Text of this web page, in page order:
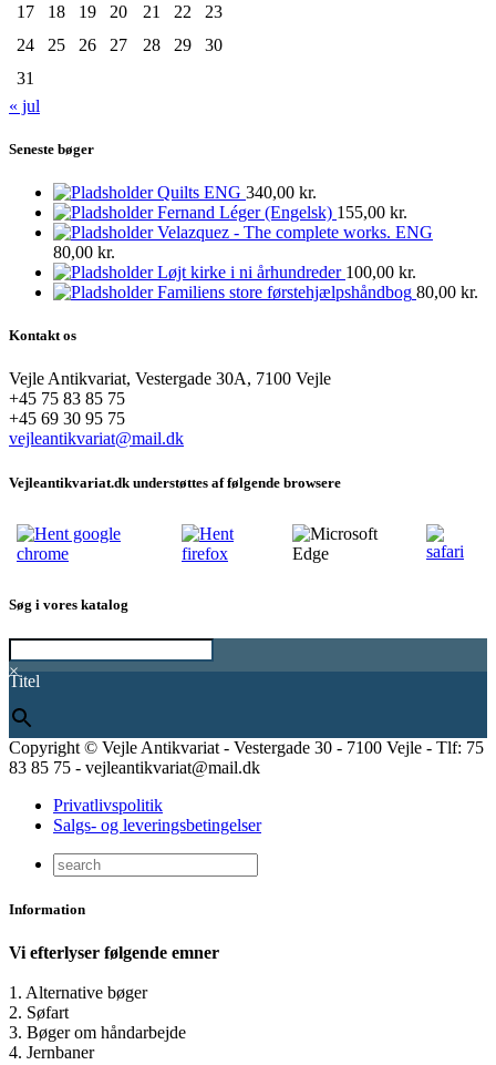
17
18 19 20 21 22
23
24
25 26 27 28 29
30
31
« jul
Seneste bøger
Quilts ENG 340,00 kr.
Fernand Léger (Engelsk) 155,00 kr.
Velazquez - The complete works. ENG
80,00 kr.
Løjt kirke i ni århundreder 100,00 kr.
Familiens store førstehjælpshåndbog 80,00 kr.
Kontakt os
Vejle Antikvariat, Vestergade 30A, 7100 Vejle
+45 75 83 85 75
+45 69 30 95 75
vejleantikvariat@mail.dk
Vejleantikvariat.dk understøttes af følgende browsere
Søg i vores katalog
×
Titel
Copyright © Vejle Antikvariat - Vestergade 30 - 7100 Vejle - Tlf: 75
83 85 75 - vejleantikvariat@mail.dk
Privatlivspolitik
Salgs- og leveringsbetingelser
Information
Vi efterlyser følgende emner
1. Alternative bøger
2. Søfart
3. Bøger om håndarbejde
4. Jernbaner